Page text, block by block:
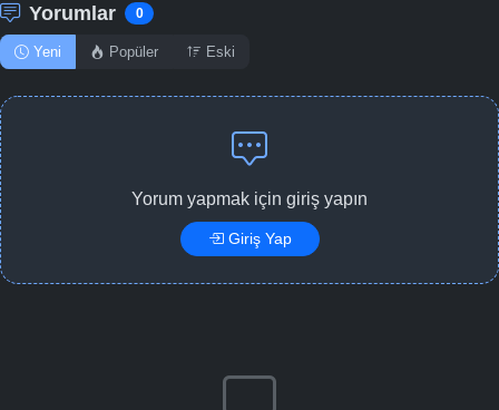
Yorumlar 0
Yeni Popüler Eski
Yorum yapmak için giriş yapın
Giriş Yap